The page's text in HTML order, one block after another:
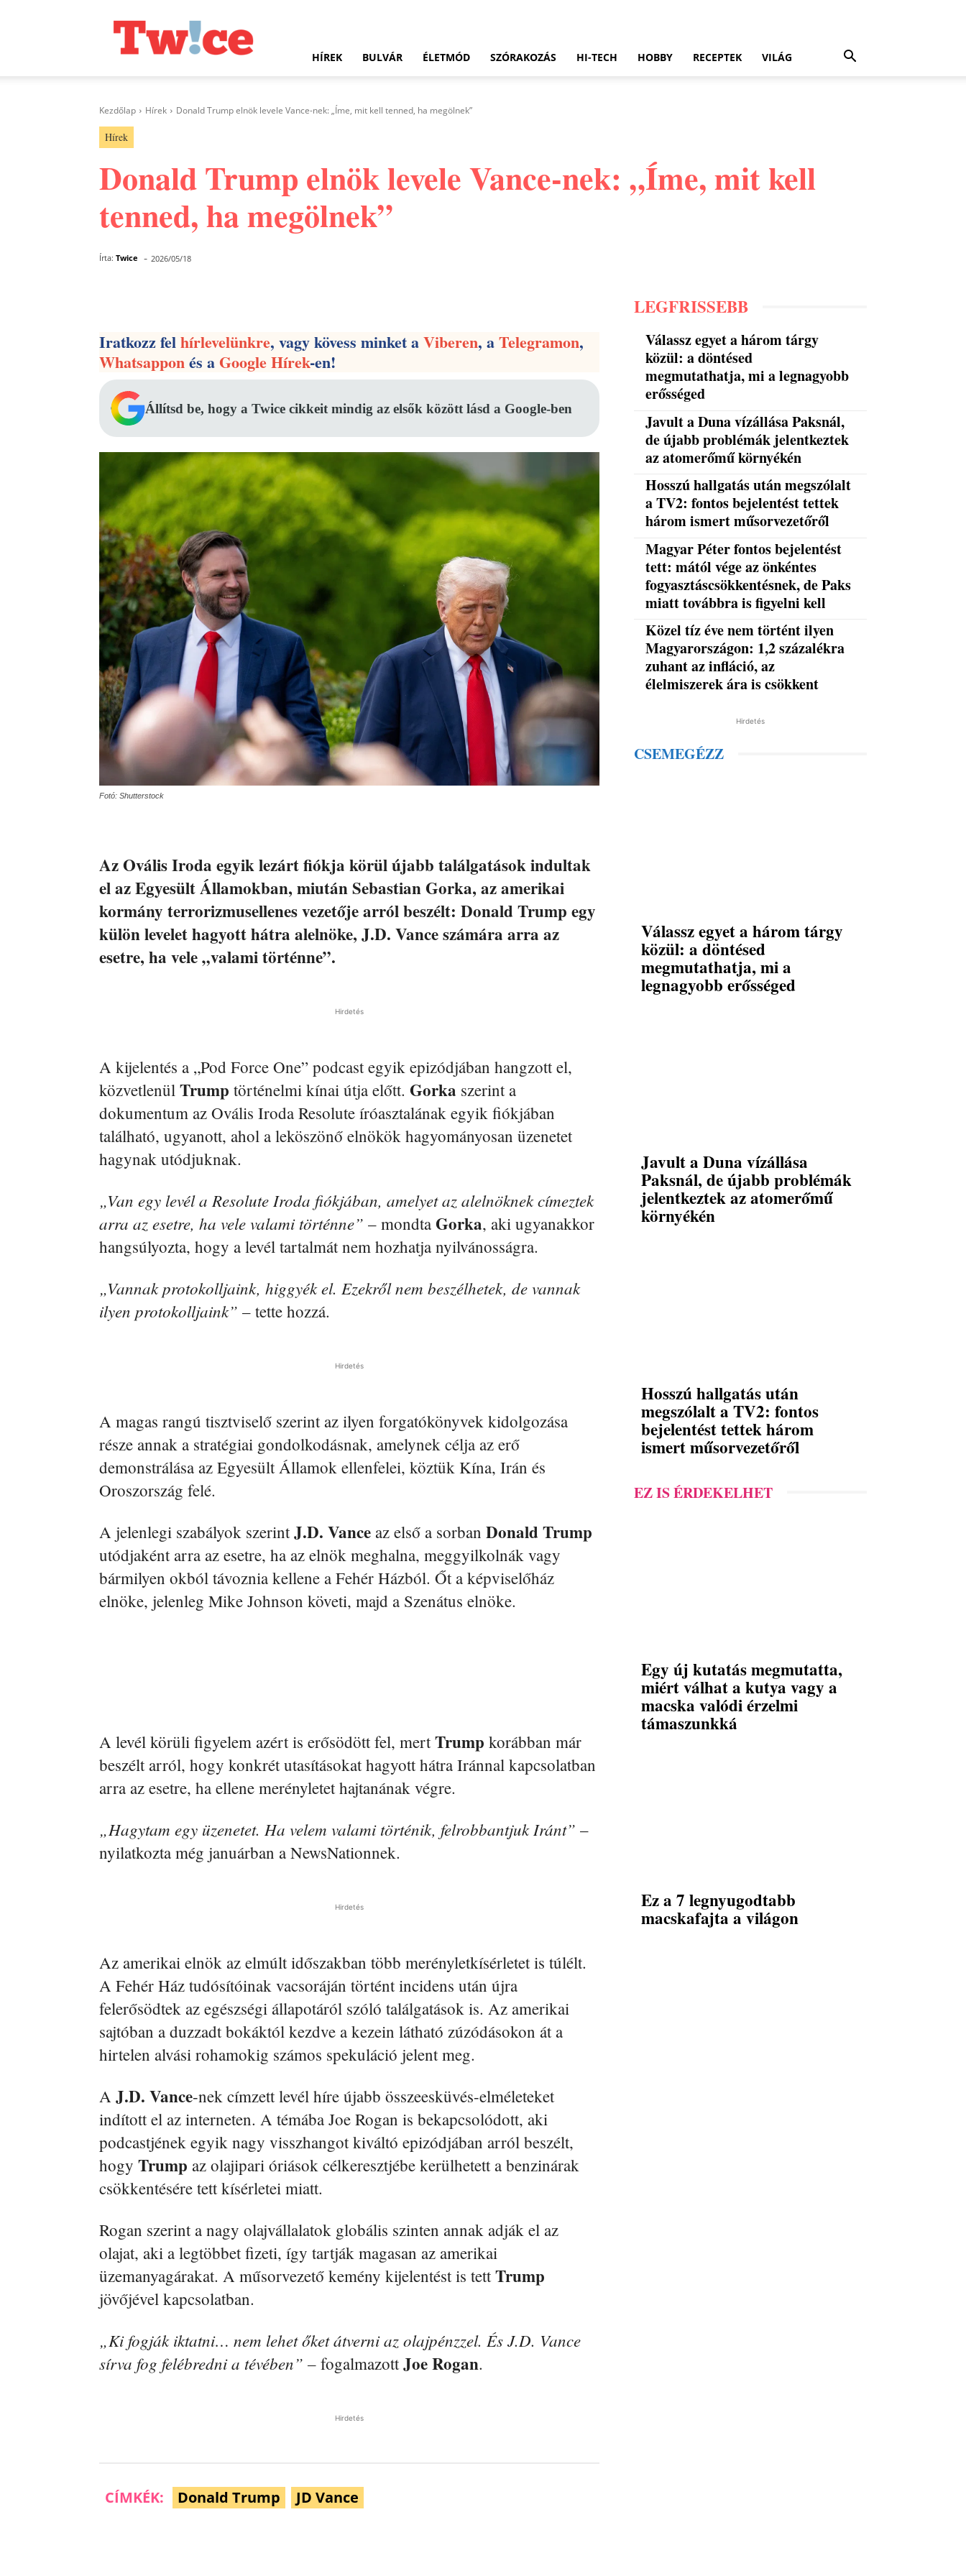
HÍREK BULVÁR ÉLETMÓD SZÓRAKOZÁS HI-TECH HOBBY RECEPTEK VILÁG
Kezdőlap Hírek Donald Trump elnök levele Vance-nek: „Íme, mit kell tenned, ha megölnek”
Hírek
Donald Trump elnök levele Vance-nek: „Íme, mit kell
tenned, ha megölnek”
Írta: Twice - 2026/05/18
Iratkozz felhírlevelünkre, vagy kövess minket aViberen, aTelegramon,
Whatsapponés aGoogle Hírek-en!
Állítsd be, hogy a Twice cikkeit mindig az elsők között lásd a Google-ben
Fotó: Shutterstock
Az Ovális Iroda egyik lezárt fiókja körül újabb találgatások indultak
el az Egyesült Államokban, miután Sebastian Gorka, az amerikai
kormány terrorizmusellenes vezetője arról beszélt: Donald Trump egy
külön levelet hagyott hátra alelnöke, J.D. Vance számára arra az
esetre, ha vele „valami történne”.
Hirdetés
A kijelentés a „Pod Force One” podcast egyik epizódjában hangzott el,
közvetlenül Trump történelmi kínai útja előtt. Gorka szerint a
dokumentum az Ovális Iroda Resolute íróasztalának egyik fiókjában
található, ugyanott, ahol a leköszönő elnökök hagyományosan üzenetet
hagynak utódjuknak.
„Van egy levél a Resolute Iroda fiókjában, amelyet az alelnöknek címeztek
arra az esetre, ha vele valami történne” – mondta Gorka, aki ugyanakkor
hangsúlyozta, hogy a levél tartalmát nem hozhatja nyilvánosságra.
„Vannak protokolljaink, higgyék el. Ezekről nem beszélhetek, de vannak
ilyen protokolljaink” – tette hozzá.
Hirdetés
A magas rangú tisztviselő szerint az ilyen forgatókönyvek kidolgozása
része annak a stratégiai gondolkodásnak, amelynek célja az erő
demonstrálása az Egyesült Államok ellenfelei, köztük Kína, Irán és
Oroszország felé.
A jelenlegi szabályok szerintJ.D. Vance az első a sorban Donald Trump
utódjaként arra az esetre, ha az elnök meghalna, meggyilkolnák vagy
bármilyen okból távoznia kellene a Fehér Házból. Őt a képviselőház
elnöke, jelenleg Mike Johnson követi, majd a Szenátus elnöke.
A levél körüli figyelem azért is erősödött fel, mertTrump korábban már
beszélt arról, hogy konkrét utasításokat hagyott hátra Iránnal kapcsolatban
arra az esetre, ha ellene merényletet hajtanának végre.
„Hagytam egy üzenetet. Ha velem valami történik, felrobbantjuk Iránt” –
nyilatkozta még januárban a NewsNationnek.
Hirdetés
Az amerikai elnök az elmúlt időszakban több merényletkísérletet is túlélt.
A Fehér Ház tudósítóinak vacsoráján történt incidens után újra
felerősödtek az egészségi állapotáról szóló találgatások is. Az amerikai
sajtóban a duzzadt bokáktól kezdve a kezein látható zúzódásokon át a
hirtelen alvási rohamokig számos spekuláció jelent meg.
A J.D. Vance-nek címzett levél híre újabb összeesküvés-elméleteket
indított el az interneten. A témába Joe Rogan is bekapcsolódott, aki
podcastjének egyik nagy visszhangot kiváltó epizódjában arról beszélt,
hogy Trump az olajipari óriások célkeresztjébe kerülhetett a benzinárak
csökkentésére tett kísérletei miatt.
Rogan szerint a nagy olajvállalatok globális szinten annak adják el az
olajat, aki a legtöbbet fizeti, így tartják magasan az amerikai
üzemanyagárakat. A műsorvezető kemény kijelentést is tettTrump
jövőjével kapcsolatban.
„Ki fogják iktatni… nem lehet őket átverni az olajpénzzel. És J.D. Vance
sírva fog felébredni a tévében” – fogalmazottJoe Rogan.
Hirdetés
CÍMKÉK: Donald Trump JD Vance
LEGFRISSEBB
Válassz egyet a három tárgy
közül: a döntésed
megmutathatja, mi a legnagyobb
erősséged
Javult a Duna vízállása Paksnál,
de újabb problémák jelentkeztek
az atomerőmű környékén
Hosszú hallgatás után megszólalt
a TV2: fontos bejelentést tettek
három ismert műsorvezetőről
Magyar Péter fontos bejelentést
tett: mától vége az önkéntes
fogyasztáscsökkentésnek, de Paks
miatt továbbra is figyelni kell
Közel tíz éve nem történt ilyen
Magyarországon: 1,2 százalékra
zuhant az infláció, az
élelmiszerek ára is csökkent
Hirdetés
CSEMEGÉZZ
Válassz egyet a három tárgy
közül: a döntésed
megmutathatja, mi a
legnagyobb erősséged
Javult a Duna vízállása
Paksnál, de újabb problémák
jelentkeztek az atomerőmű
környékén
Hosszú hallgatás után
megszólalt a TV2: fontos
bejelentést tettek három
ismert műsorvezetőről
EZ IS ÉRDEKELHET
Egy új kutatás megmutatta,
miért válhat a kutya vagy a
macska valódi érzelmi
támaszunkká
Ez a 7 legnyugodtabb
macskafajta a világon